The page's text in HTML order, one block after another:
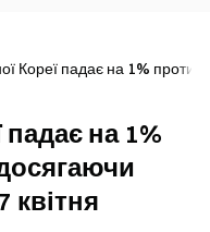
Кореї падає на 1% проти
на 1%
квітня